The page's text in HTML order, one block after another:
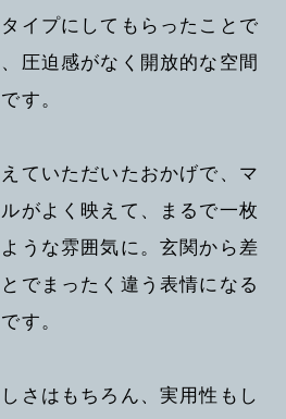
イプにしてもらったことで
圧迫感がなく開放的な空間
す。
ていただいたおかげで、マ
がよく映えて、まるで一枚
うな雰囲気に。玄関から差
でまったく違う表情になる
す。
さはもちろん、実用性もし